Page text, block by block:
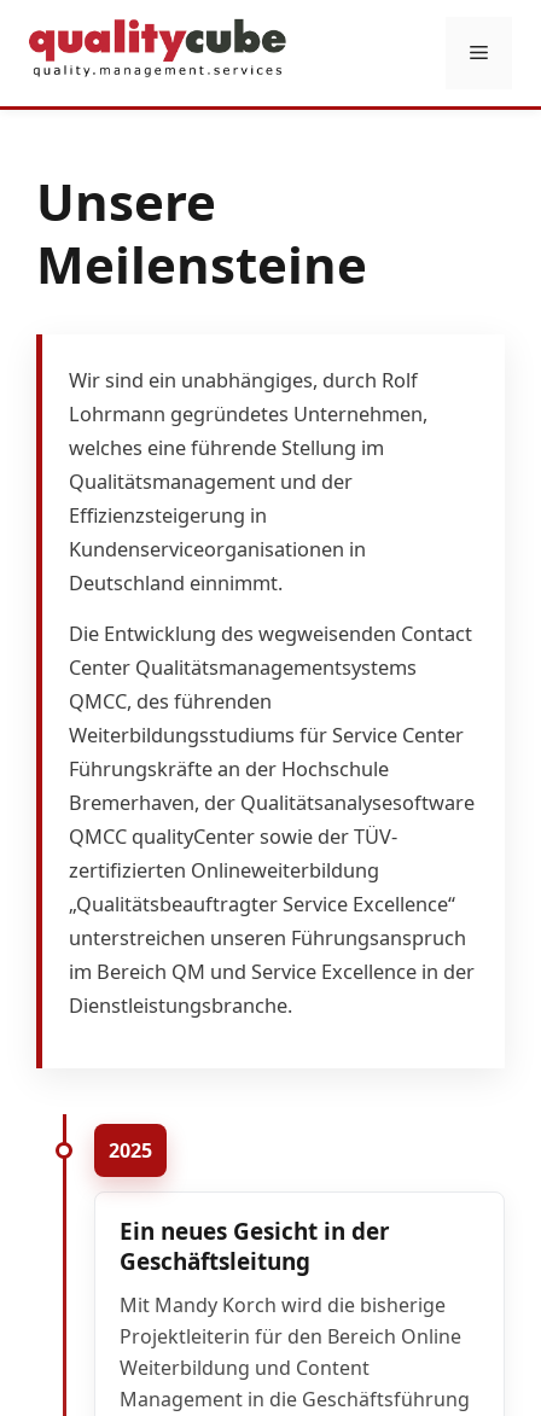
Inhalt
springen
Menü
Unsere
Meilensteine
Wir sind ein unabhängiges, durch Rolf
Lohrmann gegründetes Unternehmen,
welches eine führende Stellung im
Qualitätsmanagement und der
Effizienzsteigerung in
Kundenserviceorganisationen in
Deutschland einnimmt.
Die Entwicklung des wegweisenden Contact
Center Qualitätsmanagementsystems
QMCC, des führenden
Weiterbildungsstudiums für Service Center
Führungskräfte an der Hochschule
Bremerhaven, der Qualitätsanalysesoftware
QMCC qualityCenter sowie der TÜV-
zertifizierten Onlineweiterbildung
„Qualitätsbeauftragter Service Excellence“
unterstreichen unseren Führungsanspruch
im Bereich QM und Service Excellence in der
Dienstleistungsbranche.
2025
Ein neues Gesicht in der
Geschäftsleitung
Mit Mandy Korch wird die bisherige
Projektleiterin für den Bereich Online
Weiterbildung und Content
Management in die Geschäftsführung